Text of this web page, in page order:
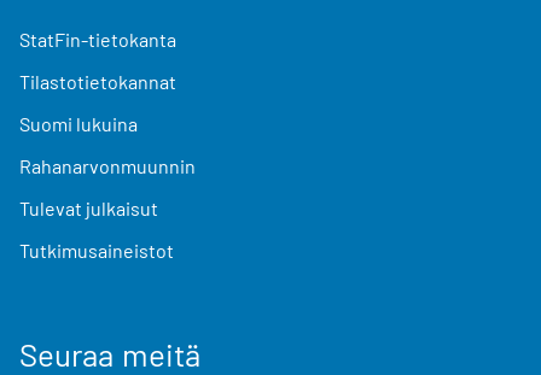
StatFin-tietokanta
Tilastotietokannat
Suomi lukuina
Rahanarvonmuunnin
Tulevat julkaisut
Tutkimusaineistot
Seuraa meitä